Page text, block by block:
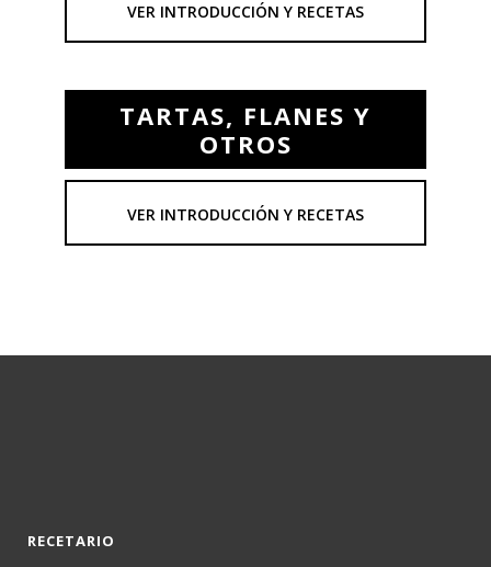
VER INTRODUCCIÓN Y RECETAS
TARTAS, FLANES Y
OTROS
VER INTRODUCCIÓN Y RECETAS
RECETARIO